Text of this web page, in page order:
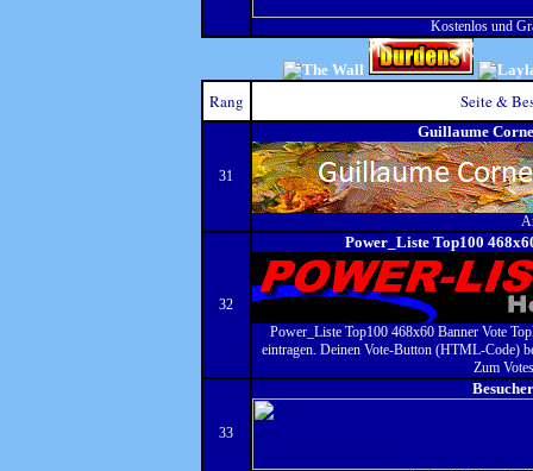
Kostenlos und
Rang Seite &
31
Guillaume
32
Power_Liste Top100
Power_Liste Top100 468x60 Banner Vote
eintragen. Deinen Vote-Button (HTML-Code)
Zum
33